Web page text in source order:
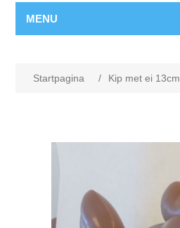
MENU
Startpagina / Kip met ei 13cm